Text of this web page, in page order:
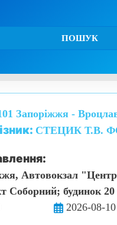
ПОШУК
Запоріжжя -
СТЕЦИК Т.В.
Автовокзал
Соборний; будинок 20
2026-08-10